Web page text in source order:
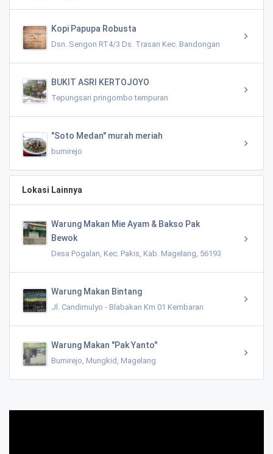
Kopi Papupa Robusta
Dsn. Sengon RT4/3 Ds. Trasan Kec. Bandongan
BUKIT ASRI KERTOJOYO
Tepungsari pringombo tempuran
"Soto Medan" murah meriah
bumirejo
Lokasi Lainnya
Warung Makan Mie Ayam & Bakso Pak
Bewok
Desa Pogalan, Kec. Pakis, Kab. Magelang, 56193
Warung Makan Bintang
Jl. Candimulyo - Blabakan Km 01 Kembaran
Warung Makan "Pak Yanto"
Bumirejo, Mungkid, Magelang